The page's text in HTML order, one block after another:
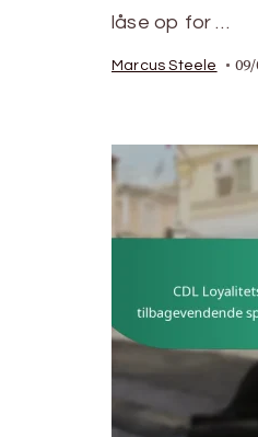
låse op for …
Marcus Steele